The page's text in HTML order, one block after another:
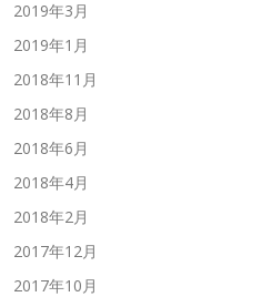
2019年3月
2019年1月
2018年11月
2018年8月
2018年6月
2018年4月
2018年2月
2017年12月
2017年10月